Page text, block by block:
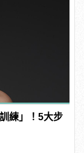
練」！5大步